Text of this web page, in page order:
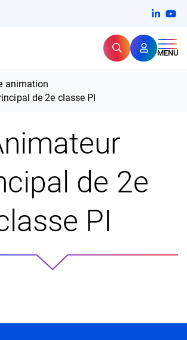
Couronne RechercherMENU
Expertise et proximité pour
animation
de 2e classe PI
de 2e
PI